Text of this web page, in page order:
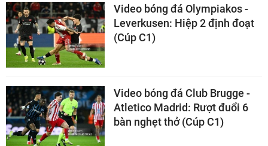
Video bóng đá Olympiakos -
Leverkusen: Hiệp 2 định đoạt
(Cúp C1)
Video bóng đá Club Brugge -
Atletico Madrid: Rượt đuổi 6
bàn nghẹt thở (Cúp C1)